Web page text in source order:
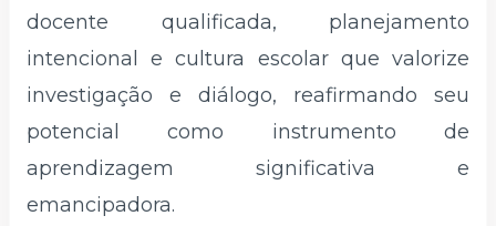
docente qualificada, planejamento
intencional e cultura escolar que valorize
investigação e diálogo, reafirmando seu
potencial como instrumento de
aprendizagem significativa e
emancipadora.